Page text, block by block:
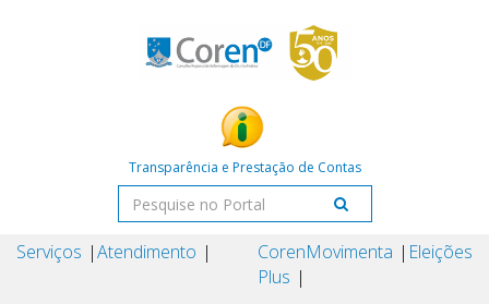
Transparência e Prestação de Contas
Serviços Atendimento
Coren
Plus
Movimenta Eleições